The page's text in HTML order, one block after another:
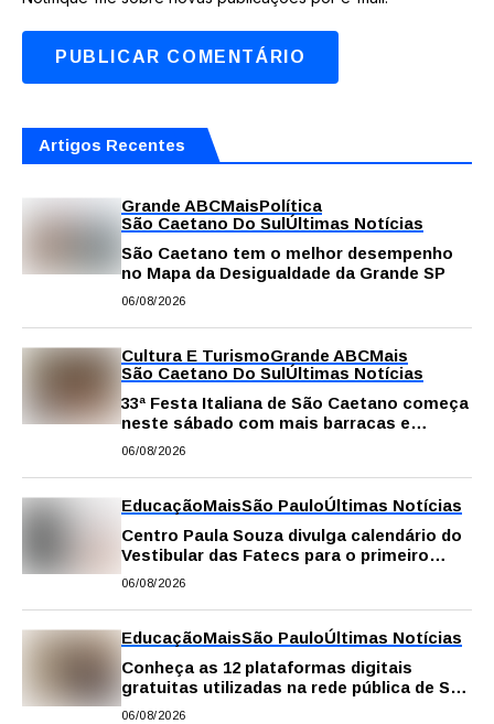
Artigos Recentes
Grande ABCMaisPolítica
São Caetano Do SulÚltimas Notícias
São Caetano tem o melhor desempenho
no Mapa da Desigualdade da Grande SP
06/08/2026
Cultura E TurismoGrande ABCMais
São Caetano Do SulÚltimas Notícias
33ª Festa Italiana de São Caetano começa
neste sábado com mais barracas e
novidades em decoração e atrações
06/08/2026
EducaçãoMaisSão PauloÚltimas Notícias
Centro Paula Souza divulga calendário do
Vestibular das Fatecs para o primeiro
semestre de 2027
06/08/2026
EducaçãoMaisSão PauloÚltimas Notícias
Conheça as 12 plataformas digitais
gratuitas utilizadas na rede pública de SP
para reforçar a aprendizagem
06/08/2026